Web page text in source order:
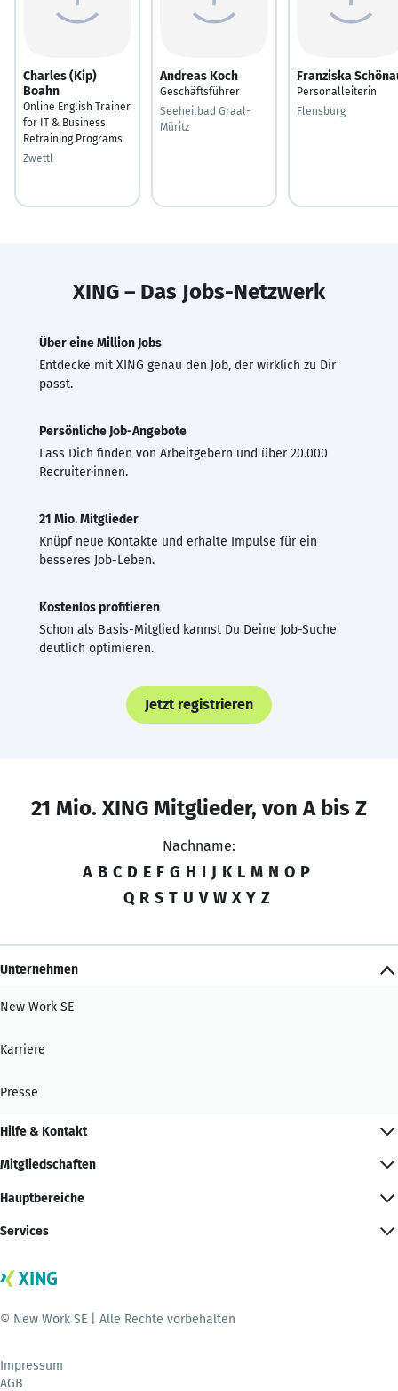
Charles (Kip)
Boahn
Online English Trainer
for IT & Business
Retraining Programs
Zwettl
Andreas Koch
Geschäftsführer
Seeheilbad Graal-
Müritz
Franziska
Personalleiterin
Flensburg
XING – Das Jobs-Netzwerk
Über eine Million Jobs
Entdecke mit XING genau den Job, der wirklich zu Dir
passt.
Persönliche Job-Angebote
Lass Dich finden von Arbeitgebern und über 20.000
Recruiter·innen.
21 Mio. Mitglieder
Knüpf neue Kontakte und erhalte Impulse für ein
besseres Job-Leben.
Kostenlos profitieren
Schon als Basis-Mitglied kannst Du Deine Job-Suche
deutlich optimieren.
Jetzt registrieren
21 Mio. XING Mitglieder, von A bis Z
Nachname:
A B C D E F G H I J K L M N O P
Q R S T U V W X Y Z
Unternehmen
New Work SE
Karriere
Presse
Hilfe & Kontakt
Mitgliedschaften
Hauptbereiche
Services
© New Work SE | Alle Rechte vorbehalten
Impressum
AGB